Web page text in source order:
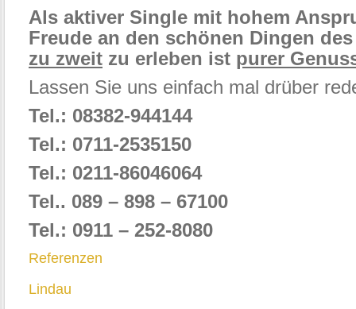
Als aktiver Single mit hohem
Freude an den schönen Dingen
zu zweit zu erleben ist purer
Lassen Sie uns einfach mal drüber
Tel.: 08382-944144
Tel.: 0711-2535150
Tel.: 0211-86046064
Tel.. 089 – 898 – 67100
Tel.: 0911 – 252-8080
Referenzen
Lindau